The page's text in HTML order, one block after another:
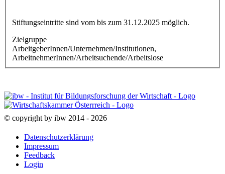
Stiftungseintritte sind vom bis zum 31.12.2025 möglich.
Zielgruppe
ArbeitgeberInnen/Unternehmen/Institutionen,
ArbeitnehmerInnen/Arbeitsuchende/Arbeitslose
© copyright by ibw 2014 - 2026
Datenschutzerklärung
Impressum
Feedback
Login